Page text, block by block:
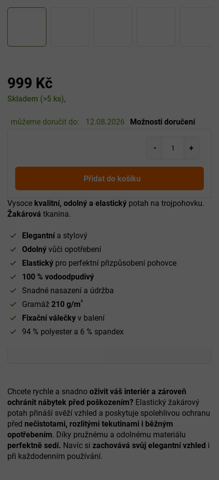
999 Kč
Měrná
Skladem (>5 ks)
můžeme doručit do: 12.08.2026 Možnosti doručení
Přidat do košíku
Vysoce kvalitní, odolný a elastický potah na trojpohovku.
Žakárová tkanina.
Elegantnía stylový
Odolný vůči opotřebení
Elastický pro perfektní přizpůsobení pohovce
100 % vodoodpudivý
Snadné nasazení a údržba
Gramáž 210 g/m²
Fixační válečky v balení
94 % polyester a 6 % spandex
Chcete rychle a snadno oživit váš interiér a zároveň
ochránit nábytek před poškozením? Elastický žakárový
potah přináší svěží vzhled a poskytuje spolehlivou ochranu
před nečistotami, rozlitými tekutinami i běžným
opotřebením. Díky pružnému a odolnému materiálu
perfektně sedí. Navíc si zachovává svůj elegantní vzhled i
při každodenním používání.